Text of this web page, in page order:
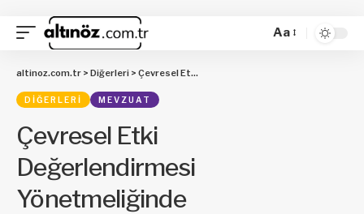
Aa
altinoz.com.tr > Diğerleri > Çevresel Etki Değerlendirmesi Yönetmeliğinde Değişiklik Yapılmasına Dair Yönetmelik
DIĞERLERI MEVZUAT
Çevresel Etki
Değerlendirmesi
Yönetmeliğinde